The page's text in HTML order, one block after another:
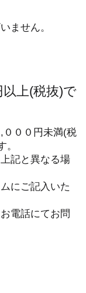
ません。
以上(税抜)で
０００円未満(税
。
記と異なる場
にご記入いた
電話にてお問